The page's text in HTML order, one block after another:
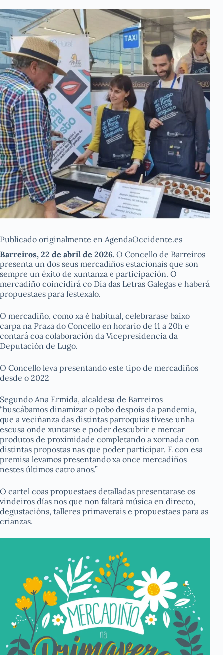
Publicado originalmente en AgendaOccidente.es
Barreiros, 22 de abril de 2026. O Concello de Barreiros
presenta un dos seus mercadiños estacionais que son
sempre un éxito de xuntanza e participación. O
mercadiño coincidirá co Día das Letras Galegas e haberá
propuestaes para festexalo.
O mercadiño, como xa é habitual, celebrarase baixo
carpa na Praza do Concello en horario de 11 a 20h e
contará coa colaboración da Vicepresidencia da
Deputación de Lugo.
O Concello leva presentando este tipo de mercadiños
desde o 2022
Segundo Ana Ermida, alcaldesa de Barreiros
“buscábamos dinamizar o pobo despois da pandemia,
que a veciñanza das distintas parroquias tivese unha
escusa onde xuntarse e poder descubrir e mercar
produtos de proximidade completando a xornada con
distintas propostas nas que poder participar. E con esa
premisa levamos presentando xa once mercadiños
nestes últimos catro anos.”
O cartel coas propuestaes detalladas presentarase os
vindeiros días nos que non faltará música en directo,
degustacións, talleres primaverais e propuestaes para as
crianzas.